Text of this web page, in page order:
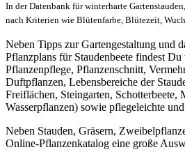
In der Datenbank für winterharte
nach Kriterien wie Blütenfarbe, Blütezeit,
Neben Tipps zur Gartengestaltung und
Pflanzplans für Staudenbeete findest
Pflanzenpflege, Pflanzenschnitt,
Duftpflanzen, Lebensbereiche der
Freiflächen, Steingarten, Schotterbeete,
Wasserpflanzen) sowie pflegeleichte
Neben Stauden, Gräsern,
Online-Pflanzenkatalog eine große